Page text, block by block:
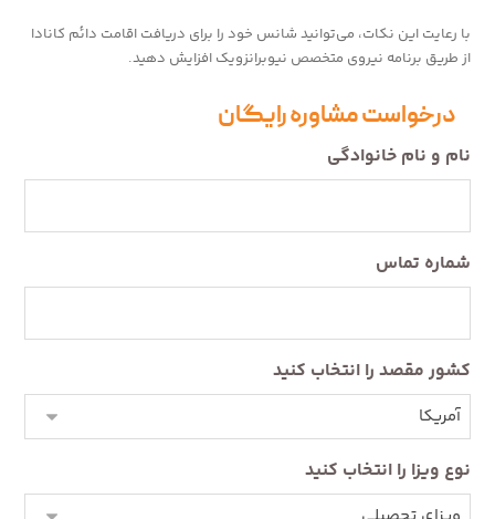
با رعایت این نکات، می‌توانید شانس خود را برای دریافت اقامت دائم کانادا
از طریق برنامه نیروی متخصص نیوبرانزویک افزایش دهید.
درخواست مشاوره رایگان
نام و نام خانوادگی
شماره تماس
کشور مقصد را انتخاب کنید
نوع ویزا را انتخاب کنید